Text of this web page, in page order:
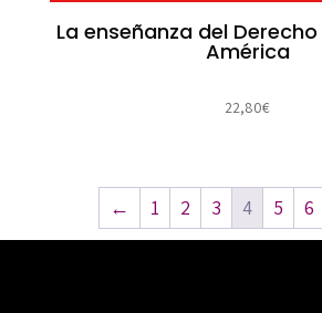
La enseñanza del
América
22,80€
← 1 2 3 4 5 6